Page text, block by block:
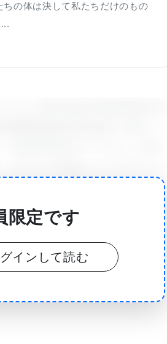
の体は決して私たちだけのもの
カテッシュ・シバラマン氏は、
いるように感じられるが、これ
ないかもしれない。」と述べて
とんどの医師が意思決定の一部
限定です
インして読む